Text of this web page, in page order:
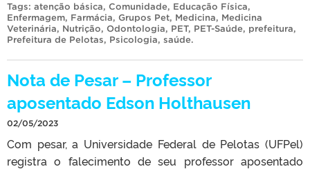
Tags: atenção básica, Comunidade, Educação Física,
Enfermagem, Farmácia, Grupos Pet, Medicina, Medicina
Veterinária, Nutrição, Odontologia, PET, PET-Saúde, prefeitura,
Prefeitura de Pelotas, Psicologia, saúde.
Nota de Pesar – Professor
aposentado Edson Holthausen
02/05/2023
Com pesar, a Universidade Federal de Pelotas (UFPel)
registra o falecimento de seu professor aposentado